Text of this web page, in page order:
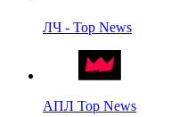
ЛЧ - Top News
АПЛ Top News